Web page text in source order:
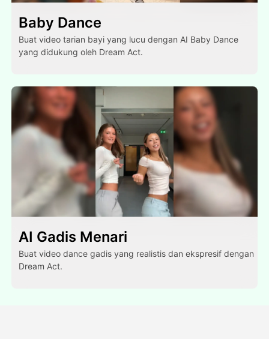
Baby Dance
Buat video tarian bayi yang lucu dengan AI Baby Dance
yang didukung oleh Dream Act.
AI Gadis Menari
Buat video dance gadis yang realistis dan ekspresif dengan
Dream Act.